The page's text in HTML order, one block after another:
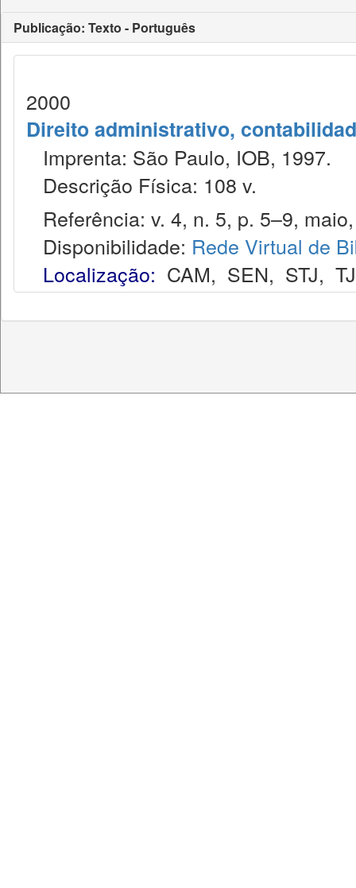
Publicação: Texto - Português
2000
Direito administrativo,
Imprenta: São Paulo, IOB, 1997.
Descrição Física: 108 v.
Referência: v. 4, n. 5, p. 5–9,
Disponibilidade: Rede Virtual de
Localização: CAM, SEN, STJ,